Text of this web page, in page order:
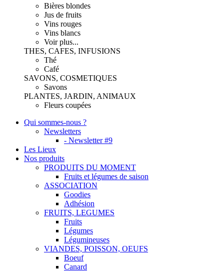
Bières blondes
Jus de fruits
Vins rouges
Vins blancs
Voir plus...
THES, CAFES, INFUSIONS
Thé
Café
SAVONS, COSMETIQUES
Savons
PLANTES, JARDIN, ANIMAUX
Fleurs coupées
Qui sommes-nous ?
Newsletters
- Newsletter #9
Les Lieux
Nos produits
PRODUITS DU MOMENT
Fruits et légumes de saison
ASSOCIATION
Goodies
Adhésion
FRUITS, LEGUMES
Fruits
Légumes
Légumineuses
VIANDES, POISSON, OEUFS
Boeuf
Canard